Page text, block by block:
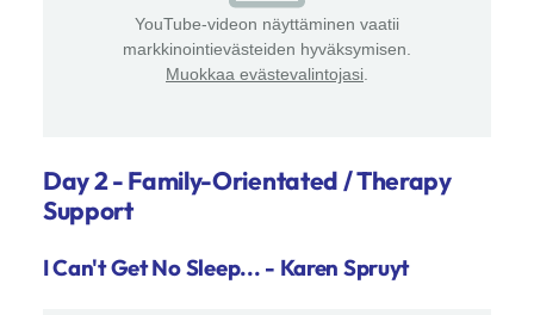
YouTube-videon näyttäminen vaatii
markkinointievästeiden hyväksymisen.
Muokkaa evästevalintojasi
Day 2 - Family-Orientated / Therapy
Support
I Can't Get No Sleep... - Karen Spruyt